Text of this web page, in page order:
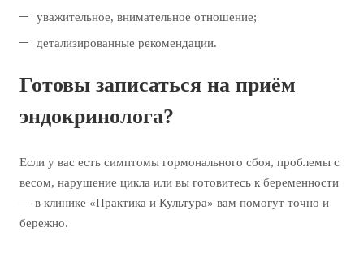
уважительное, внимательное отношение;
детализированные рекомендации.
Готовы записаться на приём
эндокринолога?
Если у вас есть симптомы гормонального сбоя, проблемы с
весом, нарушение цикла или вы готовитесь к беременности
— в клинике «Практика и Культура» вам помогут точно и
бережно.